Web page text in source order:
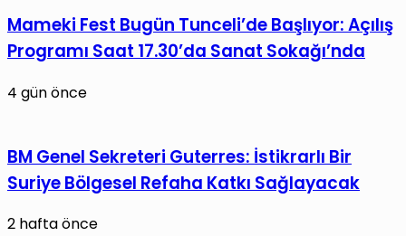
Yaş
Düzenlemesi
Teklifin
Kabul
Edildi
Mameki Fest Bugün Tunceli’de Başlıyor: Açılış
Programı Saat 17.30’da Sanat Sokağı’nda
4 gün önce
BM Genel Sekreteri Guterres: İstikrarlı Bir
Suriye Bölgesel Refaha Katkı Sağlayacak
2 hafta önce